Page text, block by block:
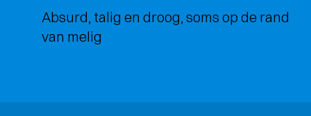
Absurd, talig en droog, soms op de rand
van melig